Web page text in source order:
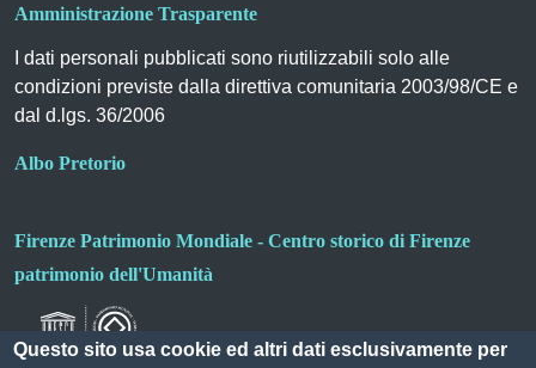
Amministrazione Trasparente
I dati personali pubblicati sono riutilizzabili solo alle
condizioni previste dalla direttiva comunitaria 2003/98/CE e
dal d.lgs. 36/2006
Albo Pretorio
Firenze Patrimonio Mondiale - Centro storico di Firenze
patrimonio dell'Umanità
Questo sito usa cookie ed altri dati esclusivamente per